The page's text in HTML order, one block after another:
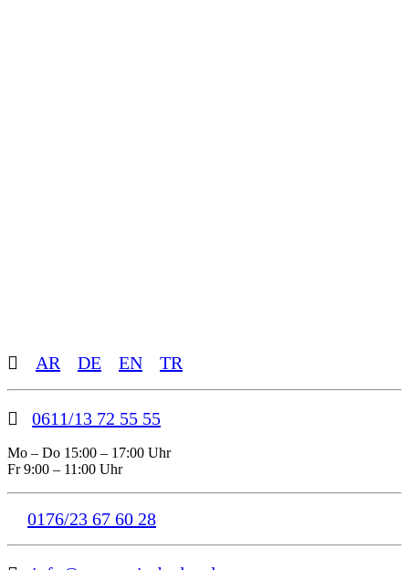
Toggle
Sliding
Bar
AR DE EN TR
0611/13 72 55 55
Mo – Do 15:00 – 17:00 Uhr
Fr 9:00 – 11:00 Uhr
0176/23 67 60 28